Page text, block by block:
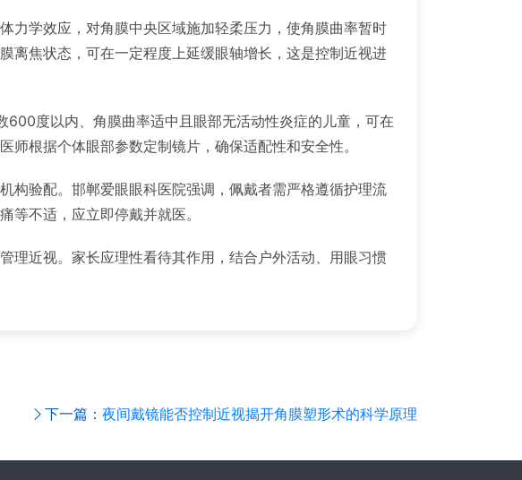
力学效应，对角膜中央区域施加轻柔压力，使角膜曲率暂时
离焦状态，可在一定程度上延缓眼轴增长，这是控制近视进
度以内、角膜曲率适中且眼部无活动性炎症的儿童，可在
根据个体眼部参数定制镜片，确保适配性和安全性。
构验配。邯郸爱眼眼科医院强调，佩戴者需严格遵循护理流
等不适，应立即停戴并就医。
理近视。家长应理性看待其作用，结合户外活动、用眼习惯
下一篇： 夜间戴镜能否控制近视揭开角膜塑形术的科学原理